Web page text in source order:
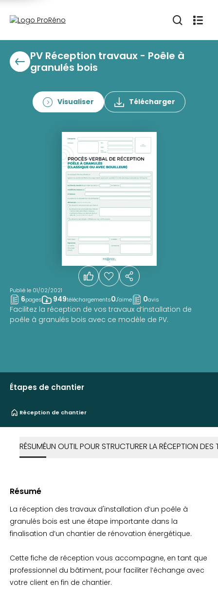
PV Réception travaux - Poêle à
granulés bois
Visualiser Télécharger
Publié le 01/02/2021
6pages 949téléchargements0J'aime 0avis
Facilitez la réception de vos travaux d’installation de
poêle à granulés bois avec ce modèle de PV.
Étapes de chantier
Réception de chantier
RÉSUMÉUN OUTIL POUR STRUCTURER LA RÉCEPTION
Résumé
La réception des travaux d'installation d’un poêle à
granulés bois est une étape importante dans la
finalisation d’un chantier de rénovation énergétique.
Cette fiche de réception vous accompagne, en tant que
professionnel du bâtiment, pour faciliter l’échange avec
votre client en fin de chantier.